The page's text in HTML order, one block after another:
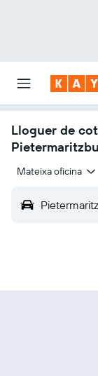
Lloguer de
Mateixa oficina